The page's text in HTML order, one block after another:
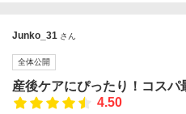
Junko_31 さん
全体公開
産後ケアにぴったり！コスパ
4.50